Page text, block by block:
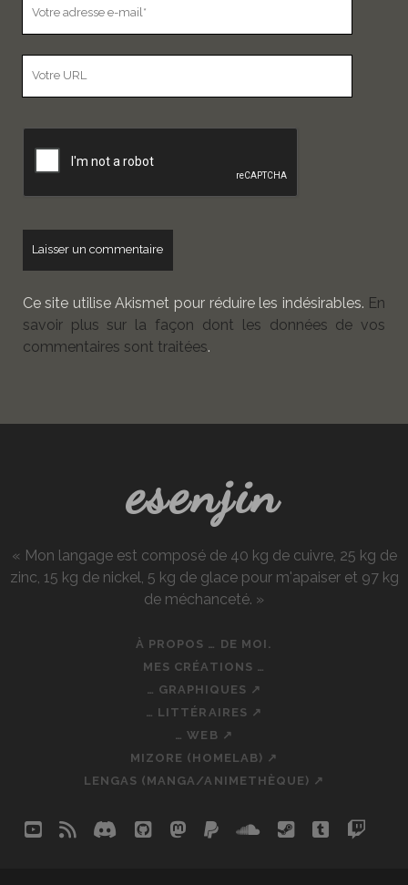
mail
votre
site
Ce site utilise Akismet pour réduire les indésirables. En
savoir plus sur la façon dont les données de vos
commentaires sont traitées.
esenjin
« Mon langage est composé de 40 kg de cuivre, 25 kg de
zinc, 15 kg de nickel, 5 kg de glace pour m'apaiser et 97 kg
de méchanceté. »
À PROPOS … DE MOI.
MES CRÉATIONS …
… GRAPHIQUES ↗
… LITTÉRAIRES ↗
… WEB ↗
MIZORE (HOMELAB) ↗
LENGAS (MANGA/ANIMETHÈQUE) ↗
youtube
rss discord
githubmastodon
paypalsoundcloud
steamtumblr